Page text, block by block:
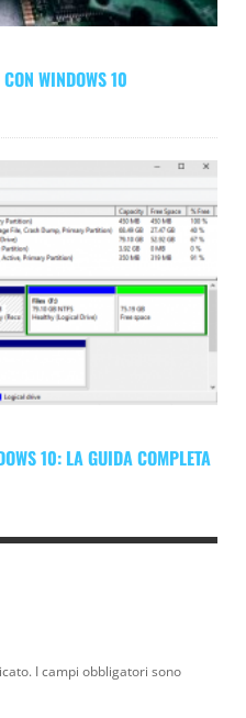
WINDOWS 10
10: LA GUIDA COMPLETA
I campi obbligatori sono